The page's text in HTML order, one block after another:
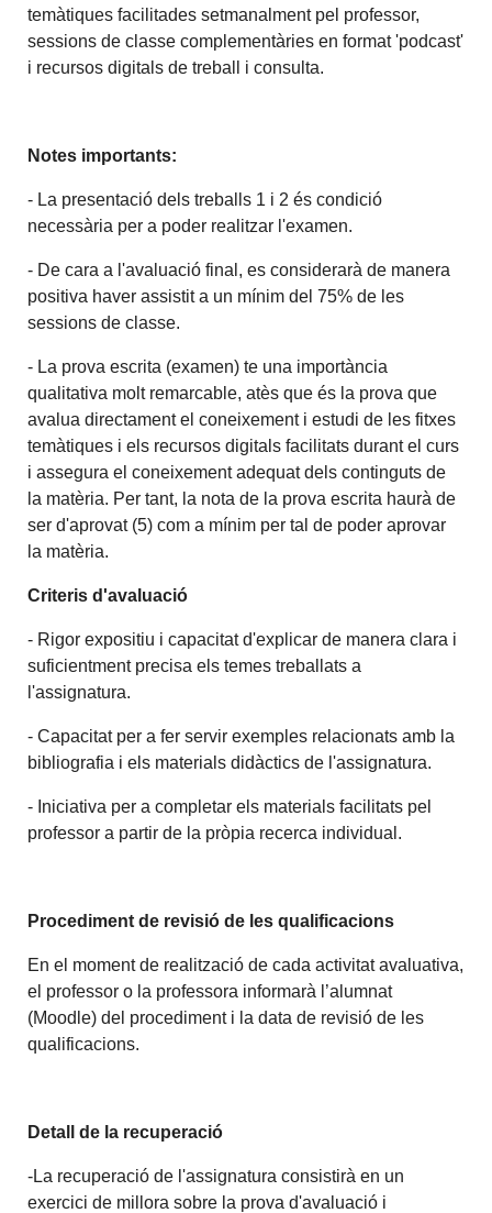
temàtiques facilitades setmanalment pel professor,
sessions de classe complementàries en format 'podcast'
i recursos digitals de treball i consulta.
Notes importants:
- La presentació dels treballs 1 i 2 és condició
necessària per a poder realitzar l'examen.
- De cara a l'avaluació final, es considerarà de manera
positiva haver assistit a un mínim del 75% de les
sessions de classe.
- La prova escrita (examen) te una importància
qualitativa molt remarcable, atès que és la prova que
avalua directament el coneixement i estudi de les fitxes
temàtiques i els recursos digitals facilitats durant el curs
i assegura el coneixement adequat dels continguts de
la matèria. Per tant, la nota de la prova escrita haurà de
ser d'aprovat (5) com a mínim per tal de poder aprovar
la matèria.
Criteris d'avaluació
- Rigor expositiu i capacitat d'explicar de manera clara i
suficientment precisa els temes treballats a
l'assignatura.
- Capacitat per a fer servir exemples relacionats amb la
bibliografia i els materials didàctics de l'assignatura.
- Iniciativa per a completar els materials facilitats pel
professor a partir de la pròpia recerca individual.
Procediment de revisió de les qualificacions
En el moment de realització de cada activitat avaluativa,
el professor o la professora informarà l’alumnat
(Moodle) del procediment i la data de revisió de les
qualificacions.
Detall de la recuperació
-La recuperació de l'assignatura consistirà en un
exercici de millora sobre la prova d'avaluació i